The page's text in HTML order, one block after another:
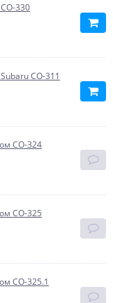
330
СО-311
СО-324
СО-325
СО-325.1